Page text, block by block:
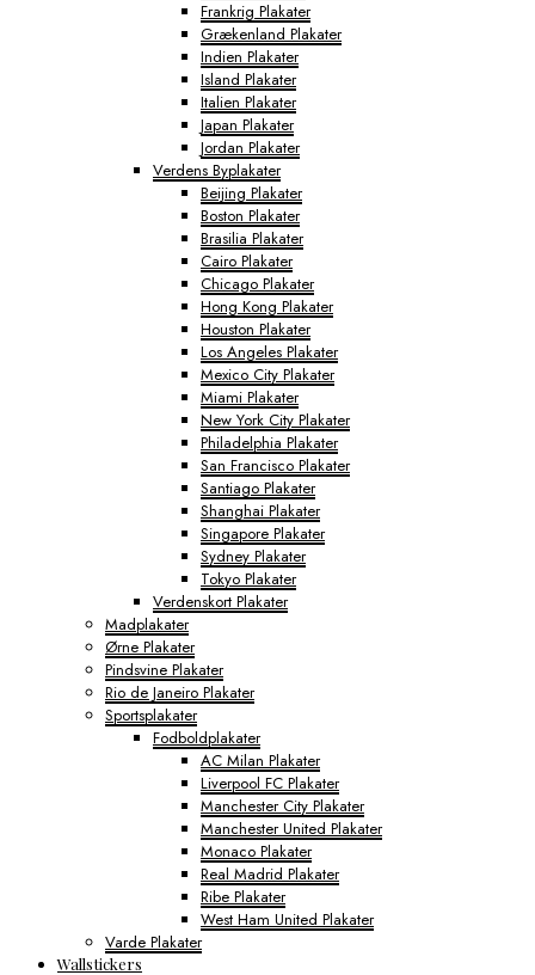
Frankrig Plakater
Grækenland Plakater
Indien Plakater
Island Plakater
Italien Plakater
Japan Plakater
Jordan Plakater
Verdens Byplakater
Beijing Plakater
Boston Plakater
Brasilia Plakater
Cairo Plakater
Chicago Plakater
Hong Kong Plakater
Houston Plakater
Los Angeles Plakater
Mexico City Plakater
Miami Plakater
New York City Plakater
Philadelphia Plakater
San Francisco Plakater
Santiago Plakater
Shanghai Plakater
Singapore Plakater
Sydney Plakater
Tokyo Plakater
Verdenskort Plakater
Madplakater
Ørne Plakater
Pindsvine Plakater
Rio de Janeiro Plakater
Sportsplakater
Fodboldplakater
AC Milan Plakater
Liverpool FC Plakater
Manchester City Plakater
Manchester United Plakater
Monaco Plakater
Real Madrid Plakater
Ribe Plakater
West Ham United Plakater
Varde Plakater
Wallstickers